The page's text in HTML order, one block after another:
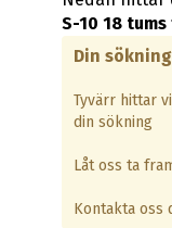
S-10 18
Din
Tyvärr hittar
din sökning
Låt oss ta
Kontakta